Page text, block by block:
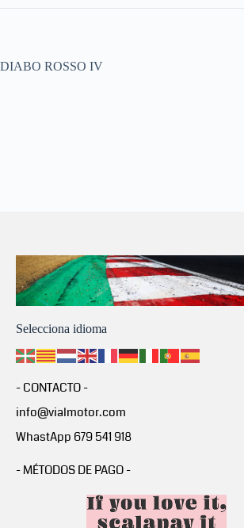
DIABO ROSSO IV
Selecciona idioma
- CONTACTO -
info@vialmotor.com
WhastApp 679 541 918
- MÉTODOS DE PAGO -